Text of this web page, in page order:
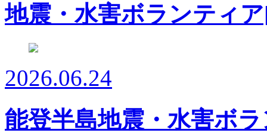
地震・水害ボランティ
2026.06.24
能登半島地震・水害ボ